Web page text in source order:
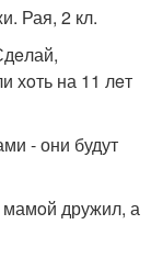
Рая, 2 кл.
хoть на 11 лeт
- они будут
мамoй дружил, а